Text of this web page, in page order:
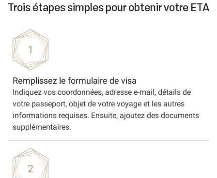
Trois étapes simples pour obtenir votre ETA
Remplissez le formulaire de visa
Indiquez vos coordonnées, adresse e-mail, détails de
votre passeport, objet de votre voyage et les autres
informations requises. Ensuite, ajoutez des documents
supplémentaires.